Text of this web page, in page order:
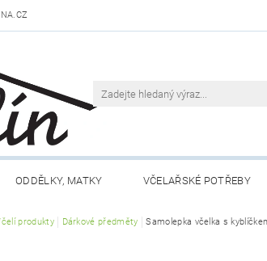
ODDĚLKY, MATKY VČELAŘSKÉ POTŘEBY
VČELAŘSKÁ LITERATURA VČELÍ
produkty Dárkové předměty Samolepka včelka s